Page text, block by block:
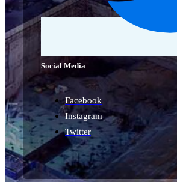
Social Media
Facebook
Instagram
Twitter